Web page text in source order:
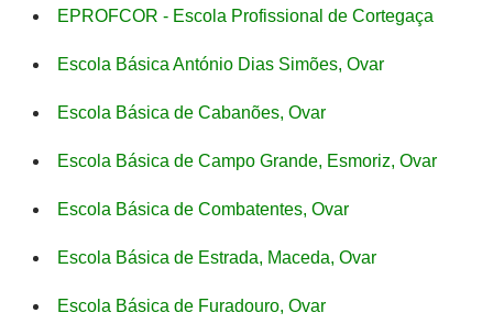
EPROFCOR - Escola Profissional de Cortegaça
Escola Básica António Dias Simões, Ovar
Escola Básica de Cabanões, Ovar
Escola Básica de Campo Grande, Esmoriz, Ovar
Escola Básica de Combatentes, Ovar
Escola Básica de Estrada, Maceda, Ovar
Escola Básica de Furadouro, Ovar